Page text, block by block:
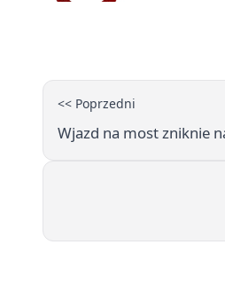
<< Poprzedni
Wjazd na most zniknie